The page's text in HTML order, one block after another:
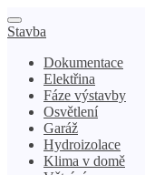
Stavba
Dokumentace
Elektřina
Fáze výstavby
Osvětlení
Garáž
Hydroizolace
Klima v domě